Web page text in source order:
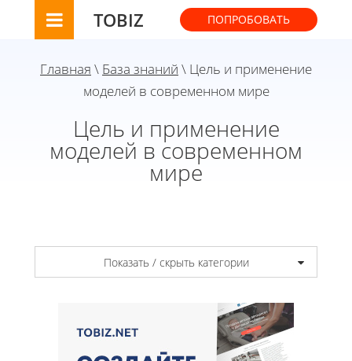
TOBIZ ПОПРОБОВАТЬ
Главная \ База знаний \ Цель и применение
моделей в современном мире
Цель и применение
моделей в современном
мире
Показать / скрыть категории